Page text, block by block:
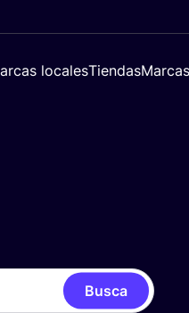
localesTiendasMarcas
Busca